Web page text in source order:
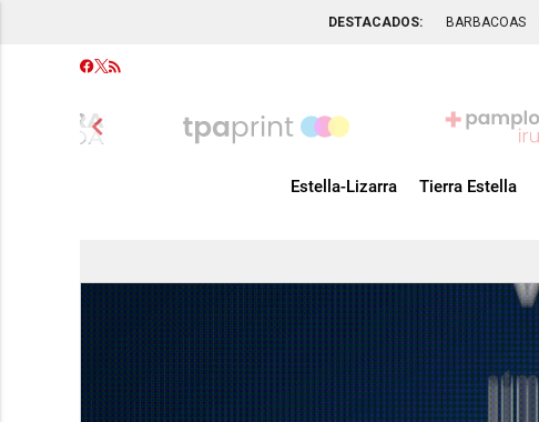
DESTACADOS: BARBACOAS
chevron_left
Estella-Lizarra Tierra Estella